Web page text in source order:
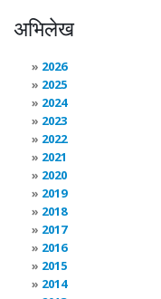
अभिलेख
2026
2025
2024
2023
2022
2021
2020
2019
2018
2017
2016
2015
2014